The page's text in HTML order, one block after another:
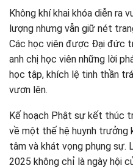
Không khí khai khóa diễn ra
lượng nhưng vẫn giữ nét
Các học viên được Đại đức
anh chị học viên những lời
học tập, khích lệ tinh thần
vươn lên.
Kế hoạch Phật sự kết thúc
về một thế hệ huynh trưởng
tâm và khát vọng phụng sự.
2025 không chỉ là ngày hội